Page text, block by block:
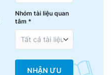
Nhóm tài liệu quan
tâm *
NHẬN ƯU